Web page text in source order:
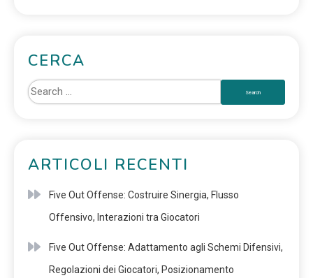
CERCA
ARTICOLI RECENTI
Five Out Offense: Costruire Sinergia, Flusso
Offensivo, Interazioni tra Giocatori
Five Out Offense: Adattamento agli Schemi Difensivi,
Regolazioni dei Giocatori, Posizionamento